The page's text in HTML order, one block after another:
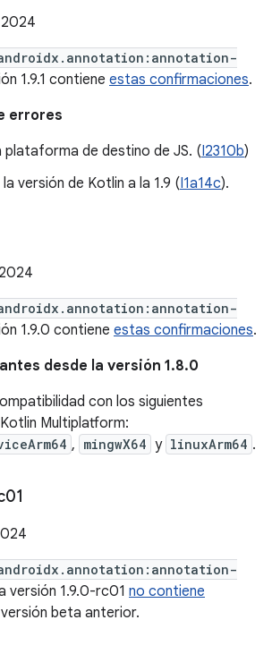
1.9.1 contiene estas confirmaciones.
errores
plataforma de destino de JS. (I2310b)
versión de Kotlin a la 1.9 (I1a14c).
1.9.0 contiene estas confirmaciones.
desde la versión 1.8.0
con los siguientes
Multiplatform:
, mingwX64 y linuxArm64 .
versión 1.9.0-rc01 no contiene
beta anterior.